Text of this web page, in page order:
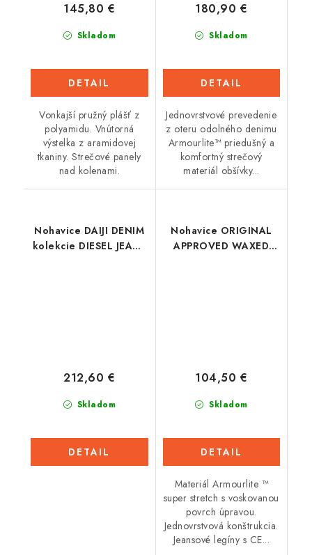
Skladom
145,80 €
DETAIL
Vonkajší pružný plášť z
polyamidu. Vnútorná
výstelka z aramidovej
tkaniny. Strečové panely
nad kolenami.
Skladom
180,90 €
DETAIL
Jednovrstvové prevedenie
z oteru odolného denimu
Armourlite™ priedušný a
komfortný strečový
materiál obšívky...
Nohavice DAIJI DENIM
kolekcie DIESEL JEANS
Skladom
212,60 €
DETAIL
Nohavice ORIGINAL
APPROVED WAXED
Skladom
104,50 €
DETAIL
Materiál Armourlite ™
super stretch s voskovanou
povrch úpravou.
Jednovrstvová konštrukcia.
Jeansové legíny s CE...